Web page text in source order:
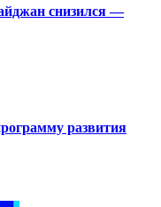
снизился —
развития